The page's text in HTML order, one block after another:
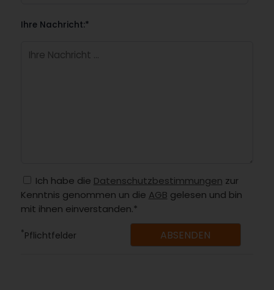
Ihre Nachricht:*
Ich habe die Datenschutzbestimmungen zur
Kenntnis genommen un die AGB gelesen und bin
mit ihnen einverstanden.*
*Pflichtfelder